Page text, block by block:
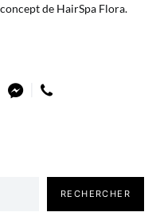
de HairSpa Flora.
RECHERCHER